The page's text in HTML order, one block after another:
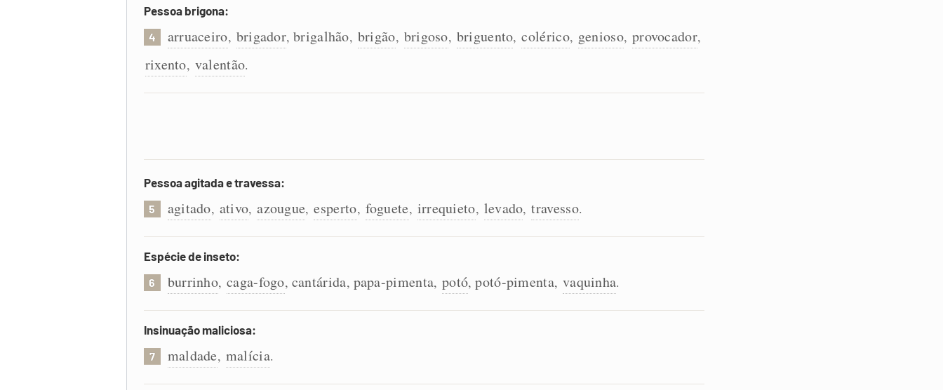
Pessoa brigona:
4 arruaceiro, brigador,brigalhão, brigão, brigoso, briguento, colérico, genioso, provocador,
rixento, valentão.
Pessoa agitada e travessa:
5 agitado, ativo, azougue, esperto, foguete, irrequieto, levado, travesso.
Espécie de inseto:
6 burrinho, caga-fogo, cantárida, papa-pimenta, potó,potó-pimenta, vaquinha.
Insinuação maliciosa:
7 maldade, malícia.